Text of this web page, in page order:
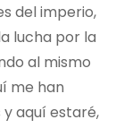
del imperio,
lucha por la
al mismo
me han
aquí estaré,